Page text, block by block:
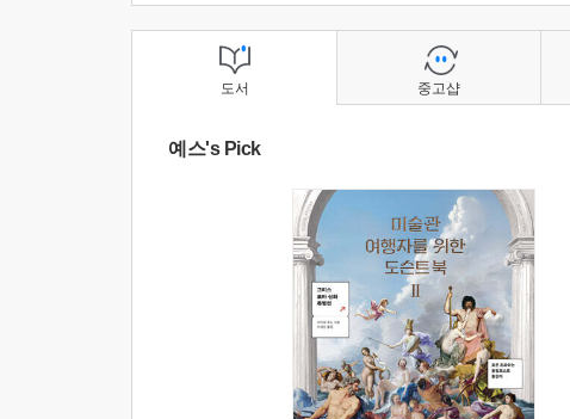
도서
예스's Pick
중고샵